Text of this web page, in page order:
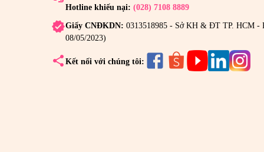
Hotline khiếu nại: (028) 7108 8889
verifiedGiấy CNĐKDN: 0313518985 - Sở KH & ĐT TP. HCM -
08/05/2023)
share Kết nối với chúng tôi: